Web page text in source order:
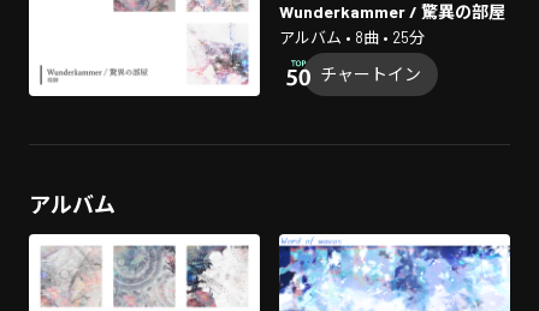
Wunderkammer / 驚異の部屋
アルバム • 8曲 • 25分
チャートイン
アルバム